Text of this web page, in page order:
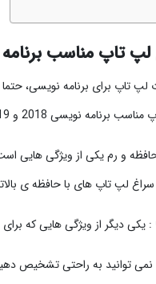
تاپ مناسب
تاپ برای برنامه نویسی، حتما
2019 نیز کاربردی بوده و تغییر خاصی در آن مشاهده نمی شود.
لپ تاپ های با حافظه ی
: یکی دیگر از ویژگی هایی که
نمی توانید به راحتی تشخیص